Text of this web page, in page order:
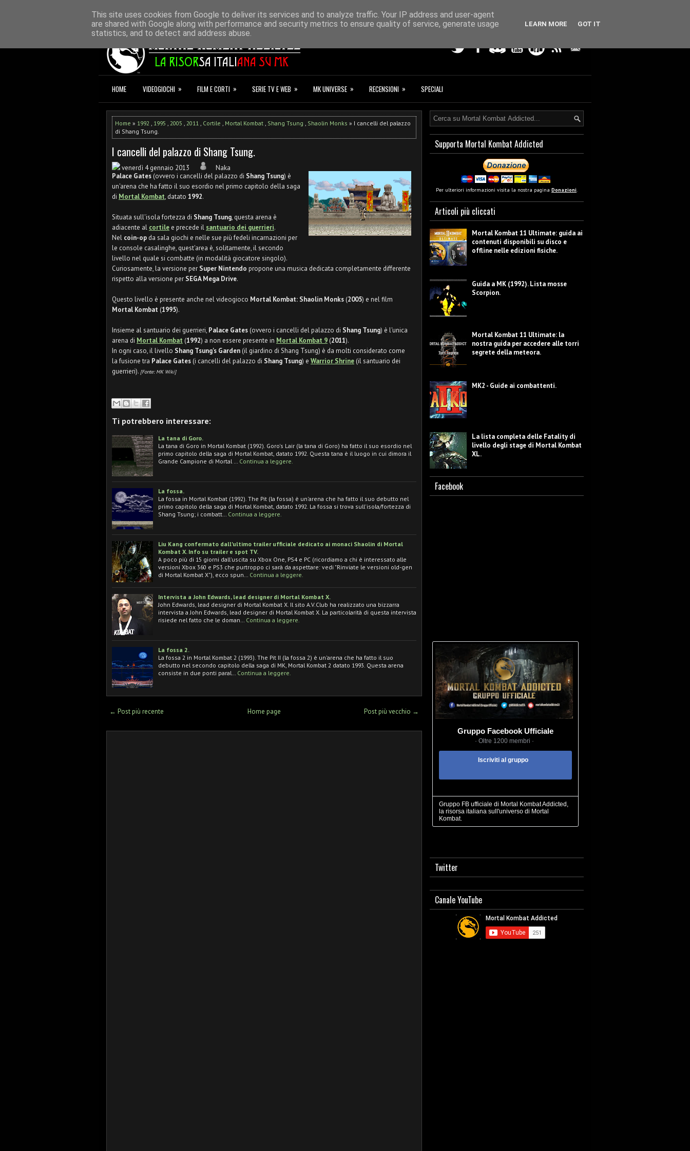
HOME REDAZIONE CONTATTI DONAZIONI F.A.Q.
HOME VIDEOGIOCHI » FILM E CORTI » SERIE TV E WEB » MK UNIVERSE » RECENSIONI » SPECIALI
Home » 1992 , 1995 , 2005 , 2011 , Cortile , Mortal Kombat , Shang Tsung , Shaolin Monks » I cancelli del palazzo
di Shang Tsung.
I cancelli del palazzo di Shang Tsung.
venerdì 4 gennaio 2013
Naka
Palace Gates (ovvero i cancelli del palazzo di Shang Tsung) è
un'arena che ha fatto il suo esordio nel primo capitolo della saga
di Mortal Kombat, datato 1992.
Situata sull'isola fortezza di Shang Tsung, questa arena è
adiacente al cortile e precede il santuario dei guerrieri.
Nel coin-op da sala giochi e nelle sue più fedeli incarnazioni per
le console casalinghe, quest'area è, solitamente, il secondo
livello nel quale si combatte (in modalità giocatore singolo).
Curiosamente, la versione per Super Nintendo propone una musica dedicata completamente differente
rispetto alla versione per SEGA Mega Drive.
Questo livello è presente anche nel videogioco Mortal Kombat: Shaolin Monks (2005) e nel film
Mortal Kombat (1995).
Insieme al santuario dei guerrieri, Palace Gates (ovvero i cancelli del palazzo di Shang Tsung) è l'unica
arena di Mortal Kombat (1992) a non essere presente in Mortal Kombat 9 (2011).
In ogni caso, il livello Shang Tsung's Garden (il giardino di Shang Tsung) è da molti considerato come
la fusione tra Palace Gates (i cancelli del palazzo di Shang Tsung) e Warrior Shrine (il santuario dei
guerrieri). [Fonte: MK Wiki]
Ti potrebbero interessare:
La tana di Goro.
La tana di Goro in Mortal Kombat (1992). Goro's Lair (la tana di Goro) ha fatto il suo esordio nel
primo capitolo della saga di Mortal Kombat, datato 1992. Questa tana è il luogo in cui dimora il
Grande Campione di Mortal …
Continua a leggere.
La fossa.
La fossa in Mortal Kombat (1992). The Pit (la fossa) è un'arena che ha fatto il suo debutto nel
primo capitolo della saga di Mortal Kombat, datato 1992. La fossa si trova sull'isola/fortezza di
Shang Tsung; i combatt…
Continua a leggere.
Liu Kang confermato dall'ultimo trailer ufficiale dedicato ai monaci Shaolin di Mortal
Kombat X. Info su trailer e spot TV.
A poco più di 15 giorni dall'uscita su Xbox One, PS4 e PC (ricordiamo a chi è interessato alle
versioni Xbox 360 e PS3 che purtroppo ci sarà da aspettare: vedi "Rinviate le versioni old-gen
di Mortal Kombat X"), ecco spun…
Continua a leggere.
Intervista a John Edwards, lead designer di Mortal Kombat X.
John Edwards, lead designer di Mortal Kombat X. Il sito A.V.Club ha realizzato una bizzarra
intervista a John Edwards, lead designer di Mortal Kombat X. La particolarità di questa intervista
risiede nel fatto che le doman…
Continua a leggere.
La fossa 2.
La fossa 2 in Mortal Kombat 2 (1993). The Pit II (la fossa 2) è un'arena che ha fatto il suo
debutto nel secondo capitolo della saga di MK, Mortal Kombat 2 datato 1993. Questa arena
consiste in due ponti paral…
Continua a leggere.
← Post più recente Post più vecchio →
Home page
Supporta Mortal Kombat Addicted
Per ulteriori informazioni visita la nostra pagina Donazioni.
Articoli più cliccati
Mortal Kombat 11 Ultimate: guida ai
contenuti disponibili su disco e
offline nelle edizioni fisiche.
Guida a MK (1992). Lista mosse
Scorpion.
Mortal Kombat 11 Ultimate: la
nostra guida per accedere alle torri
segrete della meteora.
MK2 - Guide ai combattenti.
La lista completa delle Fatality di
livello degli stage di Mortal Kombat
XL.
caratterizzazione.
Facebook
Gruppo Facebook Ufficiale
· Oltre 1200 membri ·
Iscriviti al gruppo
Gruppo FB ufficiale di Mortal Kombat Addicted,
la risorsa italiana sull'universo di Mortal
Kombat.
Twitter
Canale YouTube
This site uses cookies from Google to deliver its services and to analyze traffic. Your IP address and user-agent
are shared with Google along with performance and security metrics to ensure quality of service, generate usage
statistics, and to detect and address abuse.
LEARN MORE GOT IT